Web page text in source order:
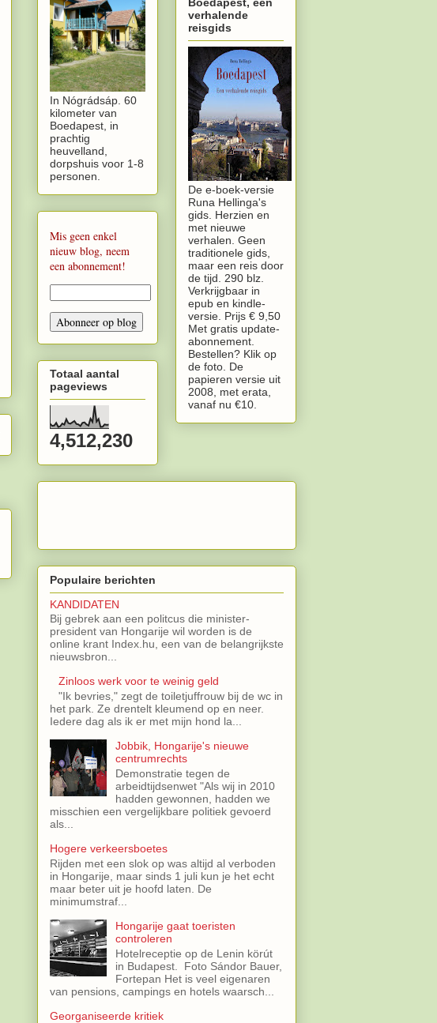
In Nógrádsáp. 60
kilometer van
Boedapest, in
prachtig
heuvelland,
dorpshuis voor 1-8
personen.
Mis geen enkel
nieuw blog, neem
een abonnement!
Totaal aantal
pageviews
4,512,230
verhalende
reisgids
De e-boek-versie
Runa Hellinga's
gids. Herzien en
met nieuwe
verhalen. Geen
traditionele gids,
maar een reis door
de tijd. 290 blz.
Verkrijgbaar in
epub en kindle-
versie. Prijs € 9,50
Met gratis update-
abonnement.
Bestellen? Klik op
de foto. De
papieren versie uit
2008, met erata,
vanaf nu €10.
Populaire berichten
KANDIDATEN
Bij gebrek aan een politcus die minister-
president van Hongarije wil worden is de
online krant Index.hu, een van de belangrijkste
nieuwsbron...
Zinloos werk voor te weinig geld
"Ik bevries," zegt de toiletjuffrouw bij de wc in
het park. Ze drentelt kleumend op en neer.
Iedere dag als ik er met mijn hond la...
Jobbik, Hongarije's nieuwe
centrumrechts
Demonstratie tegen de
arbeidtijdsenwet "Als wij in 2010
hadden gewonnen, hadden we
misschien een vergelijkbare politiek gevoerd
als...
Hogere verkeersboetes
Rijden met een slok op was altijd al verboden
in Hongarije, maar sinds 1 juli kun je het echt
maar beter uit je hoofd laten. De
minimumstraf...
Hongarije gaat toeristen
controleren
Hotelreceptie op de Lenin körút
in Budapest. Foto Sándor Bauer,
Fortepan Het is veel eigenaren
van pensions, campings en hotels waarsch...
Georganiseerde kritiek